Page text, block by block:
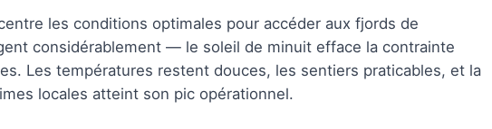
les conditions optimales pour accéder aux fjords de
considérablement — le soleil de minuit efface la contrainte
Les températures restent douces, les sentiers praticables, et la
locales atteint son pic opérationnel.